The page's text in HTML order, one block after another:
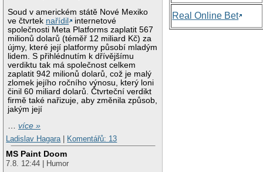
Soud v americkém státě Nové Mexiko
ve čtvrtek nařídil
internetové
společnosti Meta Platforms zaplatit 567
milionů dolarů (téměř 12 miliard Kč) za
újmy, které její platformy působí mladým
lidem. S přihlédnutím k dřívějšímu
verdiktu tak má společnost celkem
zaplatit 942 milionů dolarů, což je malý
zlomek jejího ročního výnosu, který loni
činil 60 miliard dolarů. Čtvrteční verdikt
firmě také nařizuje, aby změnila způsob,
jakým její
…více »
Ladislav Hagara
Komentářů: 13
MS Paint Doom
7.8. 12:44 | Humor
Real Online Bet